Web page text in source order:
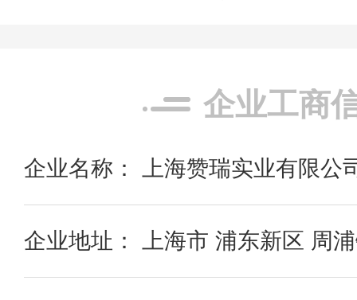
企业工商
企业名称： 上海赞瑞实业有限公
企业地址： 上海市 浦东新区 周